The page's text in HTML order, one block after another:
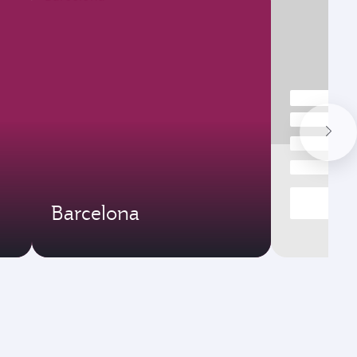
Barcelona